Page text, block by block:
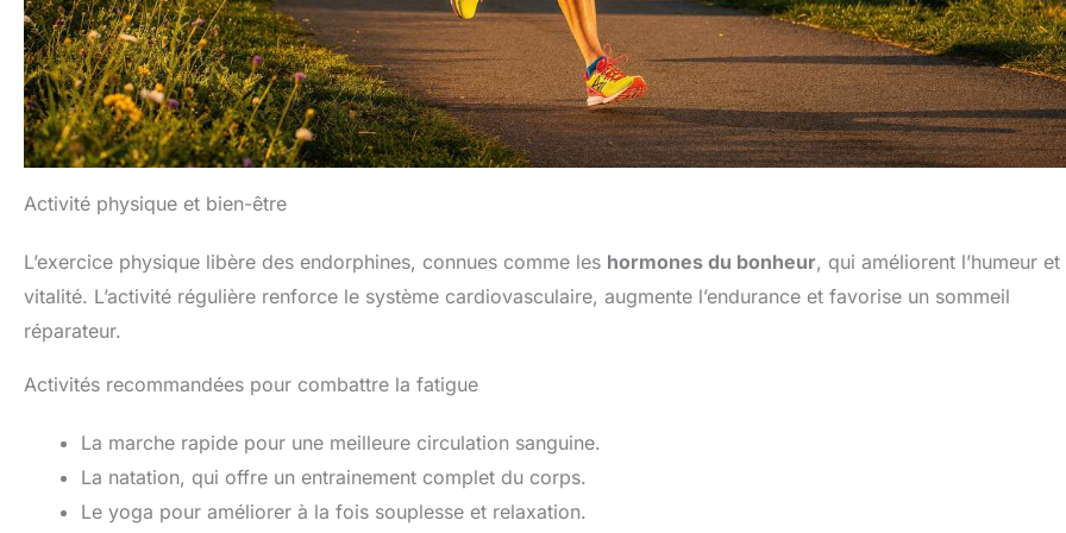
Activité physique et bien-être
L’exercice physique libère des endorphines, connues comme les hormones du bonheur, qui améliorent l’humeur et
vitalité. L’activité régulière renforce le système cardiovasculaire, augmente l’endurance et favorise un sommeil
réparateur.
Activités recommandées pour combattre la fatigue
La marche rapide pour une meilleure circulation sanguine.
La natation, qui offre un entrainement complet du corps.
Le yoga pour améliorer à la fois souplesse et relaxation.